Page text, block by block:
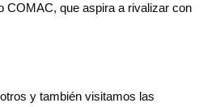
COMAC, que aspira a rivalizar con
y también visitamos las